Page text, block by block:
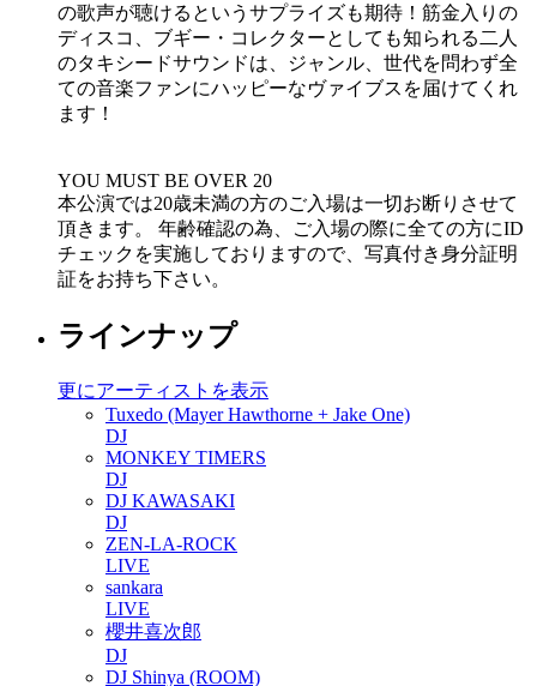
の歌声が聴けるというサプライズも期待！筋金入りの
ディスコ、ブギー・コレクターとしても知られる二人
のタキシードサウンドは、ジャンル、世代を問わず全
ての音楽ファンにハッピーなヴァイブスを届けてくれ
ます！
YOU MUST BE OVER 20
本公演では20歳未満の方のご入場は一切お断りさせて
頂きます。 年齢確認の為、ご入場の際に全ての方にID
チェックを実施しておりますので、写真付き身分証明
証をお持ち下さい。
ラインナップ
更にアーティストを表示
Tuxedo (Mayer Hawthorne + Jake One)
DJ
MONKEY TIMERS
DJ
DJ KAWASAKI
DJ
ZEN-LA-ROCK
LIVE
sankara
LIVE
櫻井喜次郎
DJ
DJ Shinya (ROOM)